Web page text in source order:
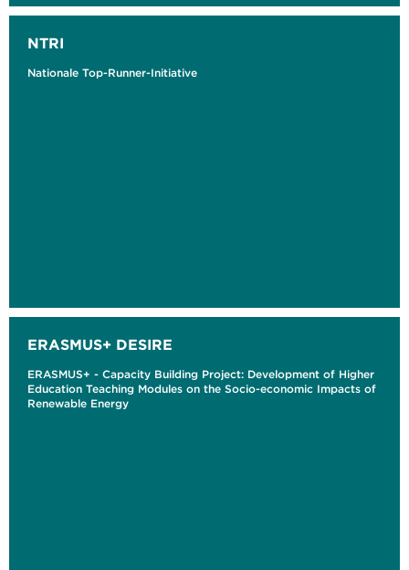
NTRI
Nationale Top-Runner-Initiative
ERASMUS+ DESIRE
ERASMUS+ - Capacity Building Project: Development of Higher
Education Teaching Modules on the Socio-economic Impacts of
Renewable Energy